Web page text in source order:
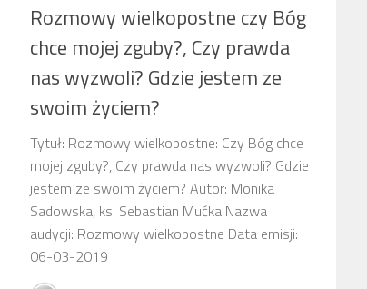
Rozmowy wielkopostne czy Bóg
chce mojej zguby?, Czy prawda
nas wyzwoli? Gdzie jestem ze
swoim życiem?
Tytuł: Rozmowy wielkopostne: Czy Bóg chce
mojej zguby?, Czy prawda nas wyzwoli? Gdzie
jestem ze swoim życiem? Autor: Monika
Sadowska, ks. Sebastian Mućka Nazwa
audycji: Rozmowy wielkopostne Data emisji:
06-03-2019